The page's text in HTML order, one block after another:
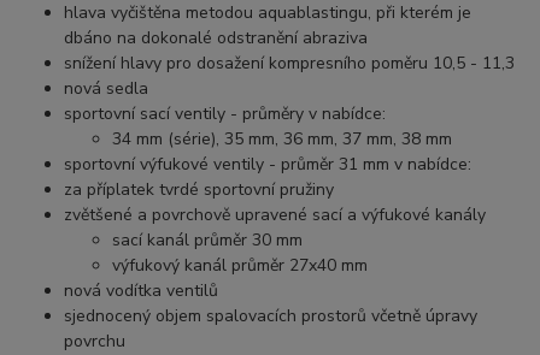
hlava vyčištěna metodou aquablastingu, při kterém je
dbáno na dokonalé odstranění abraziva
snížení hlavy pro dosažení kompresního poměru 10,5 - 11,3
nová sedla
sportovní sací ventily - průměry v nabídce:
34 mm (série), 35 mm, 36 mm, 37 mm, 38 mm
sportovní výfukové ventily - průměr 31 mm v nabídce:
za příplatek tvrdé sportovní pružiny
zvětšené a povrchově upravené sací a výfukové kanály
sací kanál průměr 30 mm
výfukový kanál průměr 27x40 mm
nová vodítka ventilů
sjednocený objem spalovacích prostorů včetně úpravy
povrchu